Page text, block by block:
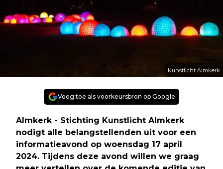
Kunstlicht Almkerk
Voeg toe als voorkeursbron op Google
Almkerk - Stichting Kunstlicht Almkerk
nodigt alle belangstellenden uit voor een
informatieavond op woensdag 17 april
2024. Tijdens deze avond willen we graag